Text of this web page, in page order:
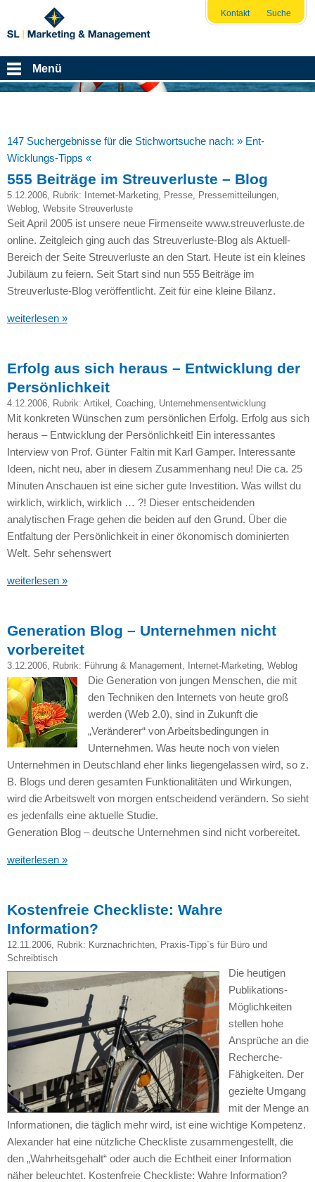
Kontakt Suche
Menü
147 Suchergebnisse für die Stichwortsuche nach: » Ent-
Wicklungs-Tipps «
555 Beiträge im Streuverluste – Blog
5.12.2006, Rubrik: Internet-Marketing, Presse, Pressemitteilungen,
Weblog, Website Streuverluste
Seit April 2005 ist unsere neue Firmenseite www.streuverluste.de
online. Zeitgleich ging auch das Streuverluste-Blog als Aktuell-
Bereich der Seite Streuverluste an den Start. Heute ist ein kleines
Jubiläum zu feiern. Seit Start sind nun 555 Beiträge im
Streuverluste-Blog veröffentlicht. Zeit für eine kleine Bilanz.
weiterlesen »
Erfolg aus sich heraus – Entwicklung der
Persönlichkeit
4.12.2006, Rubrik: Artikel , Coaching, Unternehmensentwicklung
Mit konkreten Wünschen zum persönlichen Erfolg. Erfolg aus sich
heraus – Entwicklung der Persönlichkeit! Ein interessantes
Interview von Prof. Günter Faltin mit Karl Gamper. Interessante
Ideen, nicht neu, aber in diesem Zusammenhang neu! Die ca. 25
Minuten Anschauen ist eine sicher gute Investition. Was willst du
wirklich, wirklich, wirklich … ?! Dieser entscheidenden
analytischen Frage gehen die beiden auf den Grund. Über die
Entfaltung der Persönlichkeit in einer ökonomisch dominierten
Welt. Sehr sehenswert
weiterlesen »
Generation Blog – Unternehmen nicht
vorbereitet
3.12.2006, Rubrik: Führung & Management, Internet-Marketing, Weblog
Die Generation von jungen Menschen, die mit
den Techniken den Internets von heute groß
werden (Web 2.0), sind in Zukunft die
„Veränderer“ von Arbeitsbedingungen in
Unternehmen. Was heute noch von vielen
Unternehmen in Deutschland eher links liegengelassen wird, so z.
B. Blogs und deren gesamten Funktionalitäten und Wirkungen,
wird die Arbeitswelt von morgen entscheidend verändern. So sieht
es jedenfalls eine aktuelle Studie.
Generation Blog – deutsche Unternehmen sind nicht vorbereitet.
weiterlesen »
Kostenfreie Checkliste: Wahre
Information?
12.11.2006, Rubrik: Kurznachrichten, Praxis-Tipp´s für Büro und
Schreibtisch
Die heutigen
Publikations-
Möglichkeiten
stellen hohe
Ansprüche an die
Recherche-
Fähigkeiten. Der
gezielte Umgang
mit der Menge an
Informationen, die täglich mehr wird, ist eine wichtige Kompetenz.
Alexander hat eine nützliche Checkliste zusammengestellt, die
den „Wahrheitsgehalt“ oder auch die Echtheit einer Information
näher beleuchtet. Kostenfreie Checkliste: Wahre Information?